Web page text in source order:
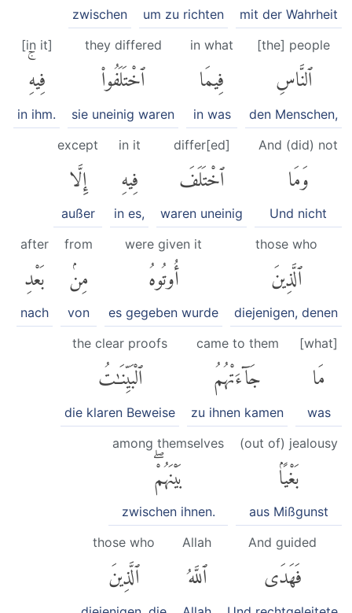
mit der Wahrheit
um zu richten
zwischen
[the] people
ٱلنَّاسِ
den Menschen,
in what
فِيمَا
in was
they differed
ٱخْتَلَفُوا۟
sie uneinig waren
[in it]
فِيهِۚ
in ihm.
And (did) not
وَمَا
Und nicht
differ[ed]
ٱخْتَلَفَ
waren uneinig
in it
فِيهِ
in es,
except
إِلَّا
außer
those who
ٱلَّذِينَ
diejenigen, denen
were given it
أُوتُوهُ
es gegeben wurde
from
مِنۢ
von
after
بَعْدِ
nach
[what]
مَا
was
came to them
جَآءَتْهُمُ
zu ihnen kamen
the clear proofs
ٱلْبَيِّنَٰتُ
die klaren Beweise
(out of) jealousy
بَغْيًۢا
aus Mißgunst
among themselves
بَيْنَهُمْۖ
zwischen ihnen.
And guided
فَهَدَى
Allah
ٱللَّهُ
those who
ٱلَّذِينَ